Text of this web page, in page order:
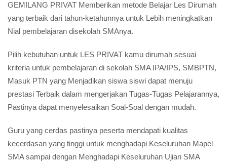
GEMILANG PRIVAT Memberikan metode Belajar Les Dirumah
yang terbaik dari tahun-ketahunnya untuk Lebih meningkatkan
Nial pembelajaran disekolah SMAnya.
Pilih kebutuhan untuk LES PRIVAT kamu dirumah sesuai
kriteria untuk pembelajaran di sekolah SMA IPA/IPS, SMBPTN,
Masuk PTN yang Menjadikan siswa siswi dapat menuju
prestasi Terbaik dalam mengerjakan Tugas-Tugas Pelajarannya,
Pastinya dapat menyelesaikan Soal-Soal dengan mudah.
Guru yang cerdas pastinya peserta mendapati kualitas
kecerdasan yang tinggi untuk menghadapi Keseluruhan Mapel
SMA sampai dengan Menghadapi Keseluruhan Ujian SMA